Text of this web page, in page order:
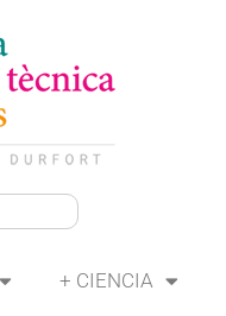
+ CIENCIA